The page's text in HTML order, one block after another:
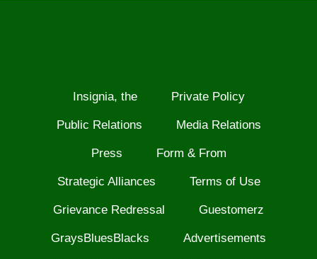
Insignia, the Private Policy
Public Relations Media Relations
Press Form & From
Strategic Alliances Terms of Use
Grievance Redressal Guestomerz
GraysBluesBlacks Advertisements